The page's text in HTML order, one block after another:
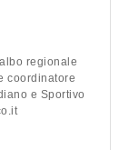
regionale
coordinatore
e Sportivo